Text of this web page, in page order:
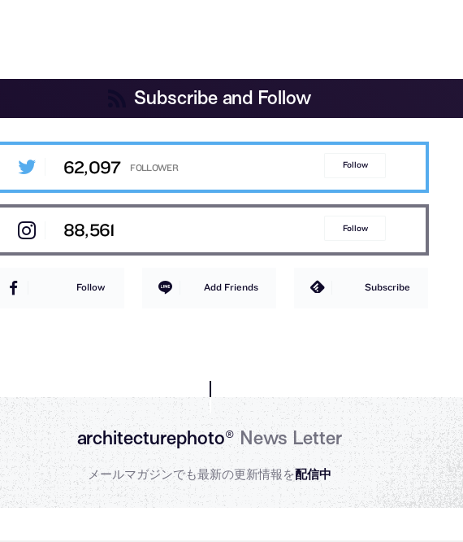
Subscribe and Follow
62,097 Follow
88,561 Follow
Follow Add Friends Subscribe
architecturephoto®News Letter
メールマガジンでも最新の更新情報を配信中